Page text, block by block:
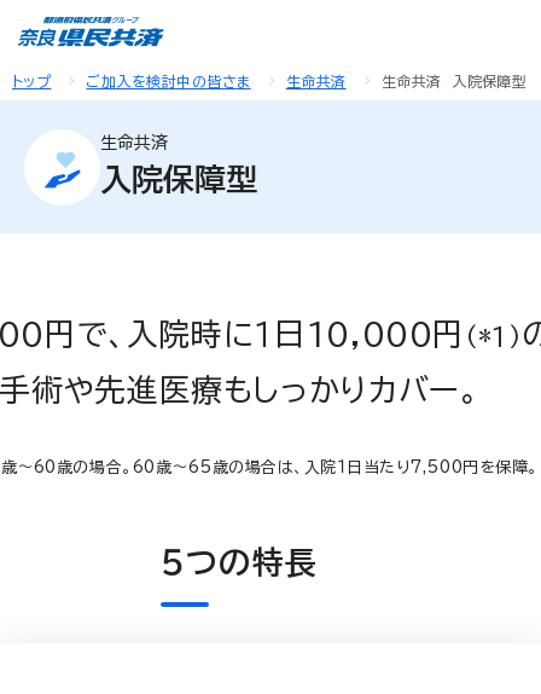
トップ ご加入を検討中の皆さま 生命共済 生命共済 入院保障型
生命共済
入院保障型
円で、入院時に１日10,000円 （*1）
手術や先進医療もしっかりカバー。
～60歳の場合。60歳～65歳の場合は、入院１日当たり7,500円を保障。
５つの特長